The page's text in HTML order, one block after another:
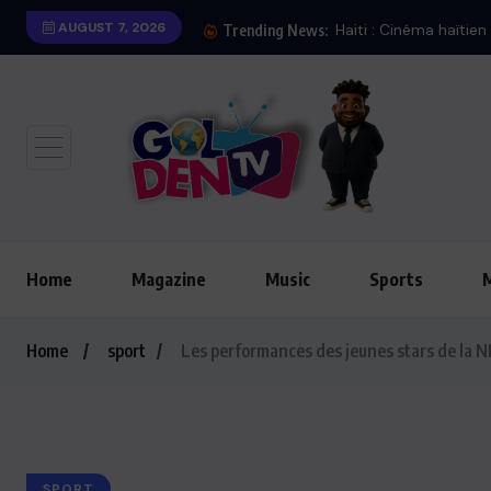
AUGUST 7, 2026 Trending News: Iran :
Home Magazine Music Sports
Home sport Les performances des jeunes stars de la